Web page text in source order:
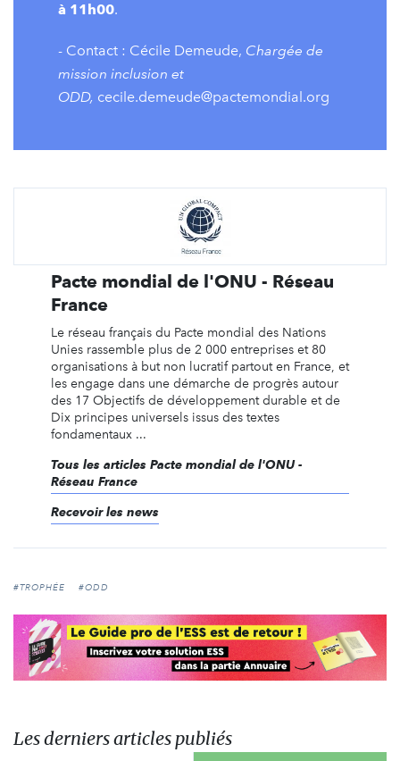
à 11h00.
- Contact : Cécile Demeude, Chargée de
mission inclusion et
ODD, cecile.demeude@pactemondial.org
Pacte mondial de l'ONU - Réseau
France
Le réseau français du Pacte mondial des Nations
Unies rassemble plus de 2 000 entreprises et 80
organisations à but non lucratif partout en France, et
les engage dans une démarche de progrès autour
des 17 Objectifs de développement durable et de
Dix principes universels issus des textes
fondamentaux ...
Tous les articles Pacte mondial de l'ONU -
Réseau France
Recevoir les news
#TROPHÉE #ODD
Les derniers articles publiés